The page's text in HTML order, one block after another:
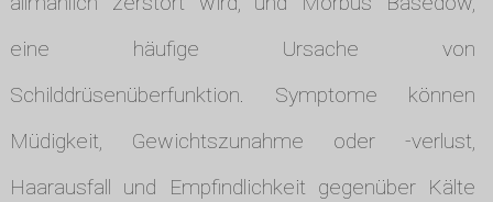
eine häufige Ursache von
Schilddrüsenüberfunktion. Symptome können
Müdigkeit, Gewichtszunahme oder -verlust,
Haarausfall und Empfindlichkeit gegenüber Kälte